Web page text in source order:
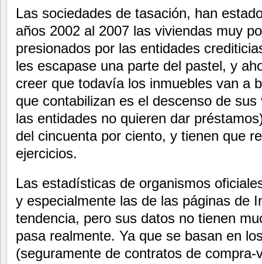
Las sociedades de tasación, han
años 2002 al 2007 las viviendas muy
presionados por las entidades
les escapase una parte del pastel, y
creer que todavía los inmuebles van a
que contabilizan es el descenso de
las entidades no quieren dar
del cincuenta por ciento, y tienen que
ejercicios.
Las estadísticas de organismos
y especialmente las de las páginas de
tendencia, pero sus datos no tienen
pasa realmente. Ya que se basan en
(seguramente de contratos de compra-